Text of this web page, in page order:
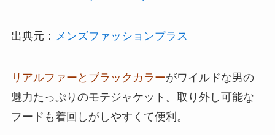
出典元： メンズファッションプラス
リアルファーとブラックカラーがワイルドな男の
魅力たっぷりのモテジャケット。取り外し可能な
フードも着回しがしやすくて便利。